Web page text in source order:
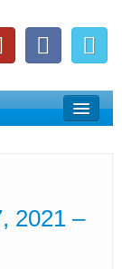
2021 –